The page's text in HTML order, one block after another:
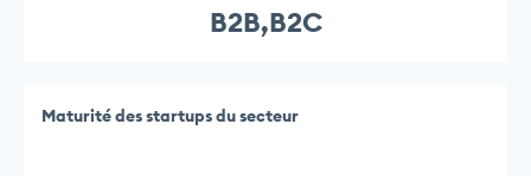
B2B,B2C
Maturité des startups du secteur